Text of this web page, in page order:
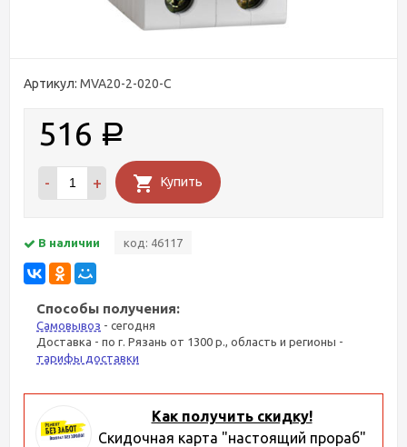
Артикул: MVA20-2-020-C
516 Р
- + Купить
В наличии код: 46117
Способы получения:
Самовывоз - сегодня
Доставка - по г. Рязань от 1300 р., область и регионы -
тарифы доставки
Как получить скидку!
Скидочная карта "настоящий прораб"